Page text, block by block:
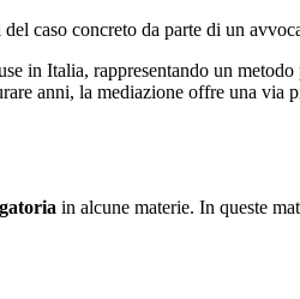
caso concreto da parte di un
in Italia, rappresentando un
anni, la mediazione offre una via
in alcune materie. In queste